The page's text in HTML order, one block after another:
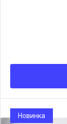
Новинка